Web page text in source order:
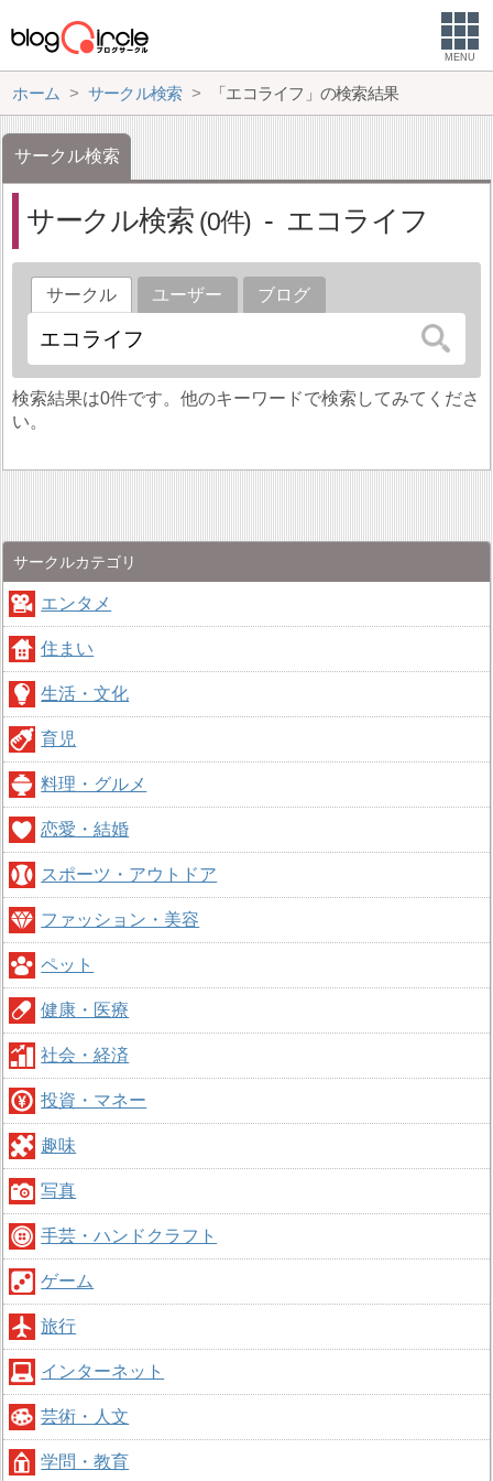
MENU
ホーム サークル検索 「エコライフ」の検索結果
サークル検索
サークル検索 0 エコライフ
サークル ユーザー ブログ
検索結果は0件です。他のキーワードで検索してみてくださ
い。
サークルカテゴリ
エンタメ
住まい
生活・文化
育児
料理・グルメ
恋愛・結婚
スポーツ・アウトドア
ファッション・美容
ペット
健康・医療
社会・経済
投資・マネー
趣味
写真
手芸・ハンドクラフト
ゲーム
旅行
インターネット
芸術・人文
学問・教育